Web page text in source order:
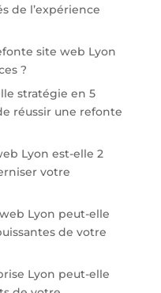
de l’expérience
site web Lyon
?
stratégie en 5
réussir une refonte
Lyon est-elle 2
votre
Lyon peut-elle
de votre
Lyon peut-elle